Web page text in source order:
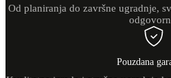
Od planiranja do završne ugradnje,
Pouzdana